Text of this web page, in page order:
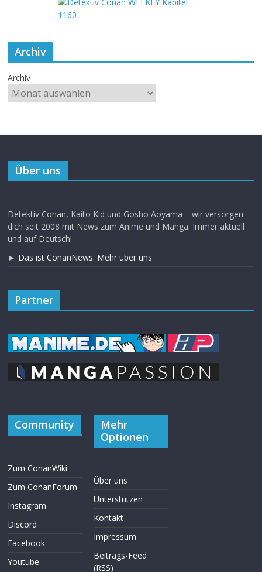
Archiv
Archiv
Über uns
Detektiv Conan, Kaito Kid und Gosho Aoyama – wir versorgen
dich seit 2008 mit News zum Anime und Manga. Immer aktuell
und auf Deutsch!
► Das ist ConanNews: Mehr über uns
Partner
Community
Zum ConanWiki
Zum ConanForum
Instagram
Discord
Facebook
Youtube
Mehr
Optionen
Über uns
Unterstützen
Kontakt
Impressum
Beitrags-Feed
(RSS)